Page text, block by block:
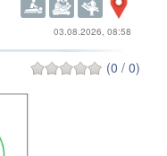
03.08.2026, 08:58
(0 / 0)